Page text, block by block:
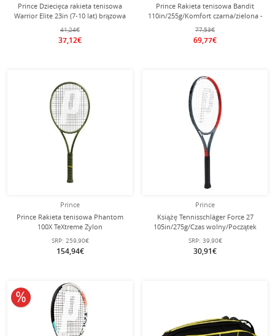
Prince Dziecięca rakieta tenisowa
Warrior Elite 23in (7-10 lat) brązowa
41,24€
37,12€
Prince Rakieta tenisowa Bandit
110in/255g/Komfort czarna/zielona -
77,53€
69,77€
Prince
Prince Rakieta tenisowa Phantom
100X TeXtreme Zylon
naciągana -
SRP: 259,90€
154,94€
Prince
Książę Tennisschläger Force 27
105in/275g/Czas wolny/Początek
SRP: 39,90€
30,91€
10% obniżone